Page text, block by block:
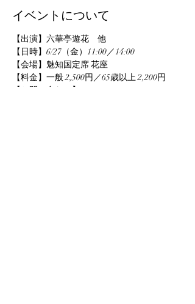
イベントについて
【出演】六華亭遊花　他
【日時】6/27（金）11:00／14:00
【会場】魅知国定席 花座
【料金】一般 2,500円／65歳以上 2,200円
【お問い合わせ】